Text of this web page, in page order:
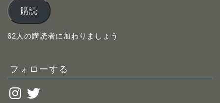
ル
ア
ド
レ
購読
62人の購読者に加わりましょう
フォローする
Instagram
Twitter